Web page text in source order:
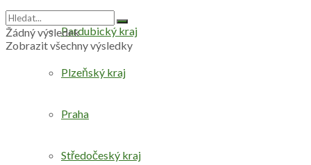
Pardubický kraj
Plzeňský kraj
Praha
Středočeský kraj
Žádný výsledek
Zobrazit všechny výsledky